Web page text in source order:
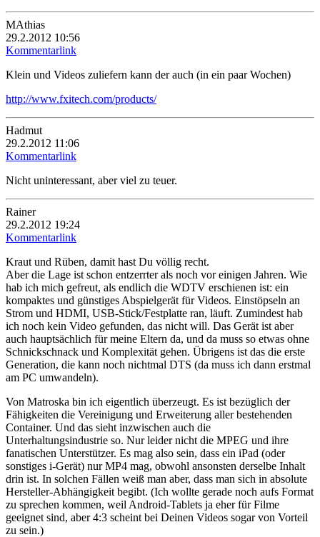
MAthias
29.2.2012 10:56
Kommentarlink
Klein und Videos zuliefern kann der auch (in ein paar Wochen)
http://www.fxitech.com/products/
Hadmut
29.2.2012 11:06
Kommentarlink
Nicht uninteressant, aber viel zu teuer.
Rainer
29.2.2012 19:24
Kommentarlink
Kraut und Rüben, damit hast Du völlig recht.
Aber die Lage ist schon entzerrter als noch vor einigen Jahren. Wie
hab ich mich gefreut, als endlich die WDTV erschienen ist: ein
kompaktes und günstiges Abspielgerät für Videos. Einstöpseln an
Strom und HDMI, USB-Stick/Festplatte ran, läuft. Zumindest hab
ich noch kein Video gefunden, das nicht will. Das Gerät ist aber
auch hauptsächlich für meine Eltern da, und da muss so etwas ohne
Schnickschnack und Komplexität gehen. Übrigens ist das die erste
Generation, die kann noch nichtmal DTS (da muss ich dann erstmal
am PC umwandeln).
Von Matroska bin ich eigentlich überzeugt. Es ist bezüglich der
Fähigkeiten die Vereinigung und Erweiterung aller bestehenden
Container. Und das sieht inzwischen auch die
Unterhaltungsindustrie so. Nur leider nicht die MPEG und ihre
fanatischen Unterstützer. Es mag also sein, dass ein iPad (oder
sonstiges i-Gerät) nur MP4 mag, obwohl ansonsten derselbe Inhalt
drin ist. In solchen Fällen weiß man aber, dass man sich in absolute
Hersteller-Abhängigkeit begibt. (Ich wollte gerade noch aufs Format
zu sprechen kommen, weil Android-Tablets ja eher für Filme
geeignet sind, aber 4:3 scheint bei Deinen Videos sogar von Vorteil
zu sein.)